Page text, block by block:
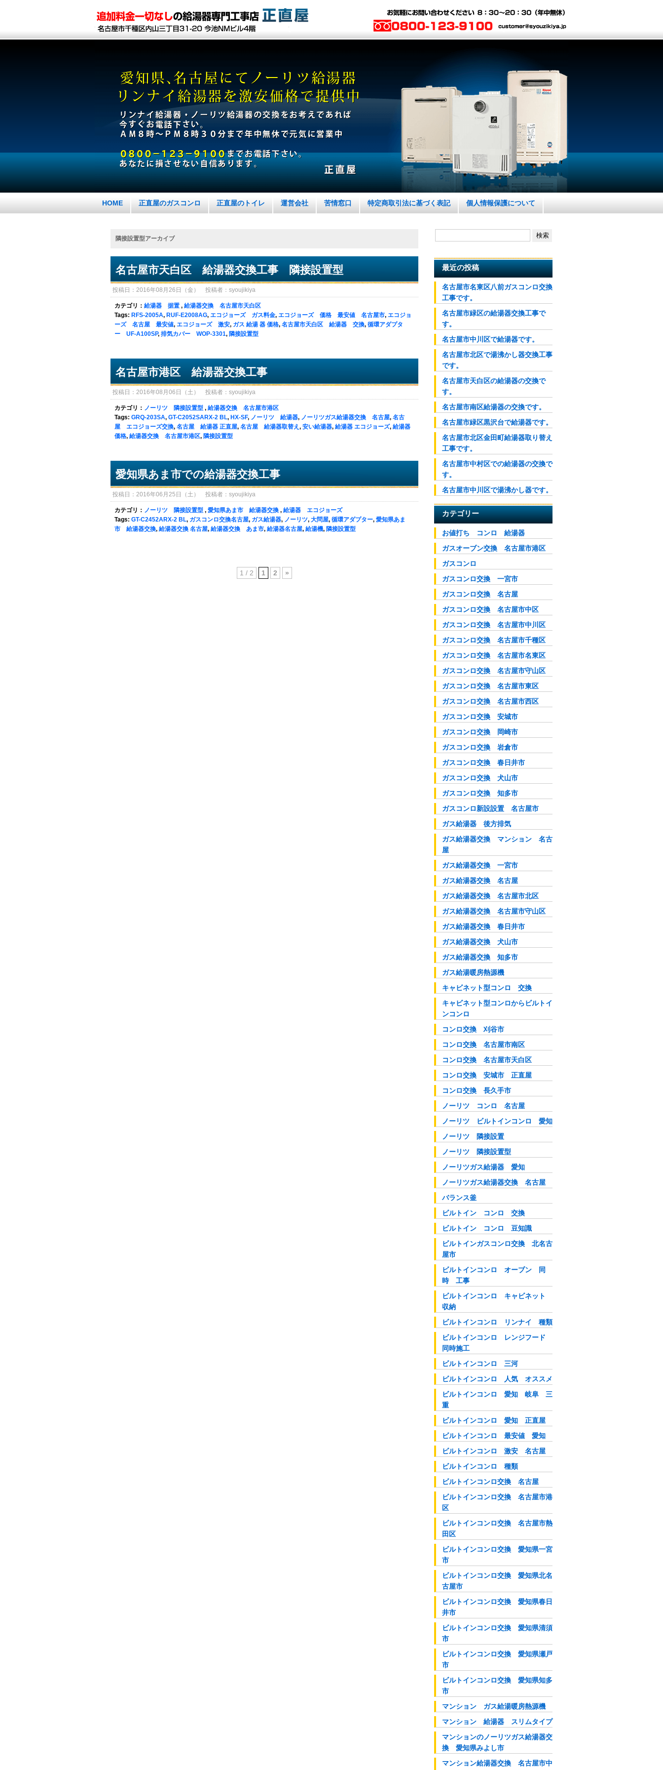
HOME 正直屋のガスコンロ 正直屋のトイレ 運営会社 苦情窓口 特定商取引法に基づく表記 個人情報保護について
隣接設置型アーカイブ
名古屋市天白区 給湯器交換工事 隣接設置型
投稿日：2016年08月26日（金） 投稿者：syoujikiya
カテゴリ： 給湯器 据置 , 給湯器交換 名古屋市天白区
Tags: RFS-2005A, RUF-E2008AG, エコジョーズ ガス料金, エコジョーズ 価格 最安値 名古屋市, エコジョ
ーズ 名古屋 最安値, エコジョーズ 激安, ガス 給湯 器 価格, 名古屋市天白区 給湯器 交換, 循環アダプタ
ー UF-A100SP, 排気カバー WOP-3301, 隣接設置型
名古屋市港区 給湯器交換工事
投稿日：2016年08月06日（土） 投稿者：syoujikiya
カテゴリ： ノーリツ 隣接設置型 , 給湯器交換 名古屋市港区
Tags: GRQ-203SA, GT-C2052SARX-2 BL, HX-SF, ノーリツ 給湯器, ノーリツガス給湯器交換 名古屋, 名古
屋 エコジョーズ交換, 名古屋 給湯器 正直屋, 名古屋 給湯器取替え , 安い給湯器, 給湯器 エコジョーズ, 給湯器
価格, 給湯器交換 名古屋市港区, 隣接設置型
愛知県あま市での給湯器交換工事
投稿日：2016年06月25日（土） 投稿者：syoujikiya
カテゴリ： ノーリツ 隣接設置型 , 愛知県あま市 給湯器交換 , 給湯器 エコジョーズ
Tags: GT-C2452ARX-2 BL, ガスコンロ交換名古屋, ガス給湯器, ノーリツ, 大問屋, 循環アダプター, 愛知県あま
市 給湯器交換, 給湯器交換 名古屋, 給湯器交換 あま市, 給湯器名古屋, 給湯機, 隣接設置型
1 / 2 1 2 »
最近の投稿
名古屋市名東区八前ガスコンロ交換
工事です。
名古屋市緑区の給湯器交換工事で
す。
名古屋市中川区で給湯器です。
名古屋市北区で湯沸かし器交換工事
です。
名古屋市天白区の給湯器の交換で
す。
名古屋市南区給湯器の交換です。
名古屋市緑区黒沢台で給湯器です。
名古屋市北区金田町給湯器取り替え
工事です。
名古屋市中村区での給湯器の交換で
す。
名古屋市中川区で湯沸かし器です。
カテゴリー
お値打ち コンロ 給湯器
ガスオーブン交換 名古屋市港区
ガスコンロ
ガスコンロ交換 一宮市
ガスコンロ交換 名古屋
ガスコンロ交換 名古屋市中区
ガスコンロ交換 名古屋市中川区
ガスコンロ交換 名古屋市千種区
ガスコンロ交換 名古屋市名東区
ガスコンロ交換 名古屋市守山区
ガスコンロ交換 名古屋市東区
ガスコンロ交換 名古屋市西区
ガスコンロ交換 安城市
ガスコンロ交換 岡崎市
ガスコンロ交換 岩倉市
ガスコンロ交換 春日井市
ガスコンロ交換 犬山市
ガスコンロ交換 知多市
ガスコンロ新設設置 名古屋市
ガス給湯器 後方排気
ガス給湯器交換 マンション 名古
屋
ガス給湯器交換 一宮市
ガス給湯器交換 名古屋
ガス給湯器交換 名古屋市北区
ガス給湯器交換 名古屋市守山区
ガス給湯器交換 春日井市
ガス給湯器交換 犬山市
ガス給湯器交換 知多市
ガス給湯暖房熱源機
キャビネット型コンロ 交換
キャビネット型コンロからビルトイ
ンコンロ
コンロ交換 刈谷市
コンロ交換 名古屋市南区
コンロ交換 名古屋市天白区
コンロ交換 安城市 正直屋
コンロ交換 長久手市
ノーリツ コンロ 名古屋
ノーリツ ビルトインコンロ 愛知
ノーリツ 隣接設置
ノーリツ 隣接設置型
ノーリツガス給湯器 愛知
ノーリツガス給湯器交換 名古屋
バランス釜
ビルトイン コンロ 交換
ビルトイン コンロ 豆知識
ビルトインガスコンロ交換 北名古
屋市
ビルトインコンロ オーブン 同
時 工事
ビルトインコンロ キャビネット
収納
ビルトインコンロ リンナイ 種類
ビルトインコンロ レンジフード
同時施工
ビルトインコンロ 三河
ビルトインコンロ 人気 オススメ
ビルトインコンロ 愛知 岐阜 三
重
ビルトインコンロ 愛知 正直屋
ビルトインコンロ 最安値 愛知
ビルトインコンロ 激安 名古屋
ビルトインコンロ 種類
ビルトインコンロ交換 名古屋
ビルトインコンロ交換 名古屋市港
区
ビルトインコンロ交換 名古屋市熱
田区
ビルトインコンロ交換 愛知県一宮
市
ビルトインコンロ交換 愛知県北名
古屋市
ビルトインコンロ交換 愛知県春日
井市
ビルトインコンロ交換 愛知県清須
市
ビルトインコンロ交換 愛知県瀬戸
市
ビルトインコンロ交換 愛知県知多
市
マンション ガス給湯暖房熱源機
マンション 給湯器 スリムタイプ
マンションのノーリツガス給湯器交
換 愛知県みよし市
マンション給湯器交換 名古屋市中